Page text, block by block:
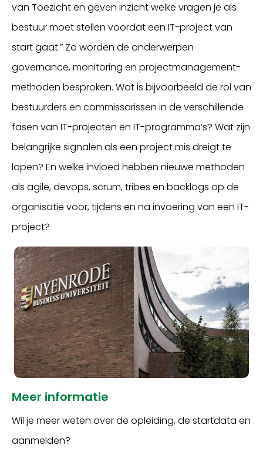
van Toezicht en geven inzicht welke vragen je als
bestuur moet stellen voordat een IT-project van
start gaat.” Zo worden de onderwerpen
governance, monitoring en projectmanagement-
methoden besproken. Wat is bijvoorbeeld de rol van
bestuurders en commissarissen in de verschillende
fasen van IT-projecten en IT-programma’s? Wat zijn
belangrijke signalen als een project mis dreigt te
lopen? En welke invloed hebben nieuwe methoden
als agile, devops, scrum, tribes en backlogs op de
organisatie voor, tijdens en na invoering van een IT-
project?
Meer informatie
Wil je meer weten over de opleiding, de startdata en
aanmelden?